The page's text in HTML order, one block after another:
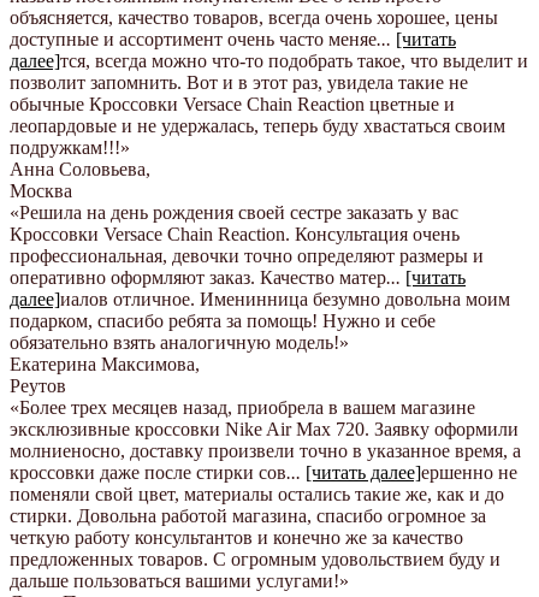
объясняется, качество товаров, всегда очень хорошее, цены
доступные и ассортимент очень часто меняе... [читать
далее]тся, всегда можно что-то подобрать такое, что выделит и
позволит запомнить. Вот и в этот раз, увидела такие не
обычные Кроссовки Versace Chain Reaction цветные и
леопардовые и не удержалась, теперь буду хвастаться своим
подружкам!!!»
Анна Соловьева,
Москва
«Решила на день рождения своей сестре заказать у вас
Кроссовки Versace Chain Reaction. Консультация очень
профессиональная, девочки точно определяют размеры и
оперативно оформляют заказ. Качество матер... [читать
далее]иалов отличное. Именинница безумно довольна моим
подарком, спасибо ребята за помощь! Нужно и себе
обязательно взять аналогичную модель!»
Екатерина Максимова,
Реутов
«Более трех месяцев назад, приобрела в вашем магазине
эксклюзивные кроссовки Nike Air Max 720. Заявку оформили
молниеносно, доставку произвели точно в указанное время, а
кроссовки даже после стирки сов... [читать далее]ершенно не
поменяли свой цвет, материалы остались такие же, как и до
стирки. Довольна работой магазина, спасибо огромное за
четкую работу консультантов и конечно же за качество
предложенных товаров. С огромным удовольствием буду и
дальше пользоваться вашими услугами!»